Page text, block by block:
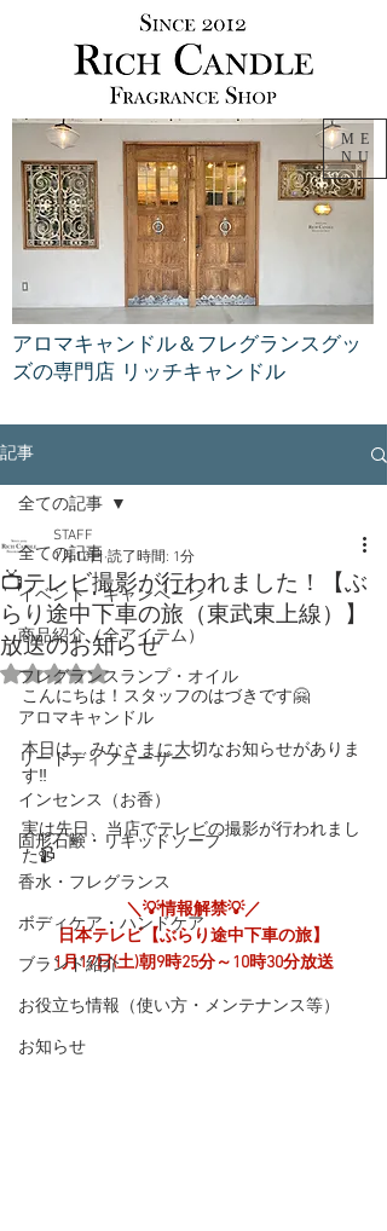
アロマキャンドル＆フレグランスグッ
ズの専門店 リッチキャンドル
ME
NU
記事
全ての記事
イベント・キャンペーン
商品紹介（全アイテム）
フレグランスランプ・オイル
アロマキャンドル
リードディフューザー
インセンス（お香）
固形石鹸・リキッドソープ
香水・フレグランス
ボディケア・ハンドケア
ブランド紹介
お役立ち情報（使い方・メンテナンス等）
お知らせ
全ての記事
📺テレビ撮影が行われました！【ぶ
らり途中下車の旅（東武東上線）】
放送のお知らせ
STAFF
1月10日 読了時間: 1分
5つ星のうちNaNと評価されています。
こんにちは！スタッフのはづきです🤗
本日は、みなさまに大切なお知らせがありま
す‼️
実は先日、当店でテレビの撮影が行われまし
た📹
＼💡情報解禁💡／
日本テレビ【ぶらり途中下車の旅】
1月17日(土)朝9時25分～10時30分放送